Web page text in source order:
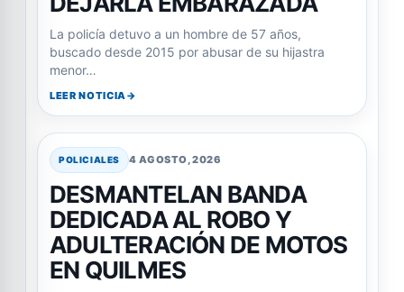
La policía detuvo a un hombre de 57 años,
buscado desde 2015 por abusar de su hijastra
menor…
LEER NOTICIA
POLICIALES 4 AGOSTO, 2026
DESMANTELAN BANDA
DEDICADA AL ROBO Y
ADULTERACIÓN DE MOTOS
EN QUILMES